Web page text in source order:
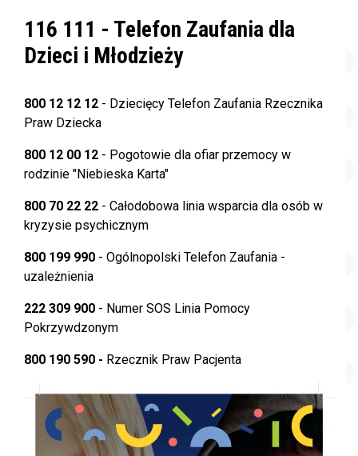
116 111 - Telefon Zaufania dla
Dzieci i Młodzieży
800 12 12 12 - Dziecięcy Telefon Zaufania Rzecznika
Praw Dziecka
800 12 00 12 - Pogotowie dla ofiar przemocy w
rodzinie "Niebieska Karta"
800 70 22 22 - Całodobowa linia wsparcia dla osób w
kryzysie psychicznym
800 199 990 - Ogólnopolski Telefon Zaufania -
uzależnienia
222 309 900 - Numer SOS Linia Pomocy
Pokrzywdzonym
800 190 590 - Rzecznik Praw Pacjenta